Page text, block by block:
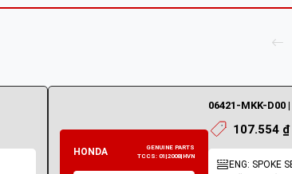
06421-MKK-D00
107.554 ₫
ENG: SPOKE